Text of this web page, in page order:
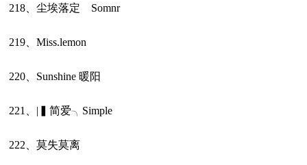
218、尘埃落定 Somnr
219、Miss.lemon
220、Sunshine 暖阳
221、|▍简爱╮Simple
222、莫失莫离